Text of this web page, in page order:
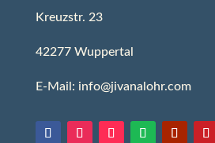
Kreuzstr. 23
42277 Wuppertal
E-Mail: info@jivanalohr.com